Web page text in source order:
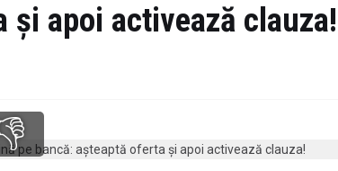
și apoi activează clauza!